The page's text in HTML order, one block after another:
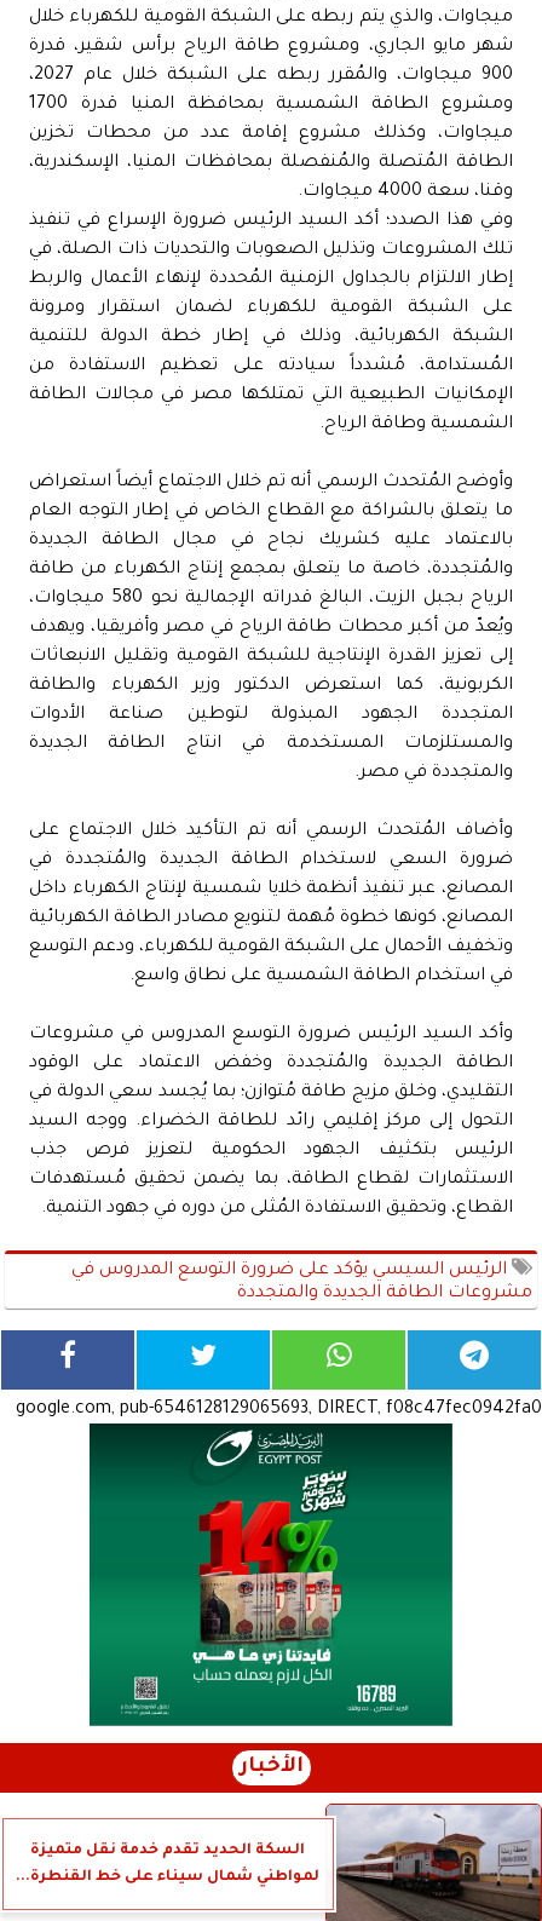
ميجاوات، والذي يتم ربطه على الشبكة القومية للكهرباء خلال
شهر مايو الجاري، ومشروع طاقة الرياح برأس شقير، قدرة
900 ميجاوات، والمُقرر ربطه على الشبكة خلال عام 2027،
ومشروع الطاقة الشمسية بمحافظة المنيا قدرة 1700
ميجاوات، وكذلك مشروع إقامة عدد من محطات تخزين
الطاقة المُتصلة والمُنفصلة بمحافظات المنيا، الإسكندرية،
وقنا، سعة 4000 ميجاوات.
وفي هذا الصدد؛ أكد السيد الرئيس ضرورة الإسراع في تنفيذ
تلك المشروعات وتذليل الصعوبات والتحديات ذات الصلة، في
إطار الالتزام بالجداول الزمنية المُحددة لإنهاء الأعمال والربط
على الشبكة القومية للكهرباء لضمان استقرار ومرونة
الشبكة الكهربائية، وذلك في إطار خطة الدولة للتنمية
المُستدامة، مُشدداً سيادته على تعظيم الاستفادة من
الإمكانيات الطبيعية التي تمتلكها مصر في مجالات الطاقة
الشمسية وطاقة الرياح.
وأوضح المُتحدث الرسمي أنه تم خلال الاجتماع أيضاً استعراض
ما يتعلق بالشراكة مع القطاع الخاص في إطار التوجه العام
بالاعتماد عليه كشريك نجاح في مجال الطاقة الجديدة
والمُتجددة، خاصة ما يتعلق بمجمع إنتاج الكهرباء من طاقة
الرياح بجبل الزيت، البالغ قدراته الإجمالية نحو 580 ميجاوات،
ويُعدّ من أكبر محطات طاقة الرياح في مصر وأفريقيا، ويهدف
إلى تعزيز القدرة الإنتاجية للشبكة القومية وتقليل الانبعاثات
الكربونية، كما استعرض الدكتور وزير الكهرباء والطاقة
المتجددة الجهود المبذولة لتوطين صناعة الأدوات
والمستلزمات المستخدمة في انتاج الطاقة الجديدة
والمتجددة في مصر.
وأضاف المُتحدث الرسمي أنه تم التأكيد خلال الاجتماع على
ضرورة السعي لاستخدام الطاقة الجديدة والمُتجددة في
المصانع، عبر تنفيذ أنظمة خلايا شمسية لإنتاج الكهرباء داخل
المصانع، كونها خطوة مُهمة لتنويع مصادر الطاقة الكهربائية
وتخفيف الأحمال على الشبكة القومية للكهرباء، ودعم التوسع
في استخدام الطاقة الشمسية على نطاق واسع.
وأكد السيد الرئيس ضرورة التوسع المدروس في مشروعات
الطاقة الجديدة والمُتجددة وخفض الاعتماد على الوقود
التقليدي، وخلق مزيج طاقة مُتوازن؛ بما يُجسد سعي الدولة في
التحول إلى مركز إقليمي رائد للطاقة الخضراء. ووجه السيد
الرئيس بتكثيف الجهود الحكومية لتعزيز فرص جذب
الاستثمارات لقطاع الطاقة، بما يضمن تحقيق مُستهدفات
القطاع، وتحقيق الاستفادة المُثلى من دوره في جهود التنمية.
الرئيس السيسي يؤكد على ضرورة التوسع المدروس في
مشروعات الطاقة الجديدة والمتجددة
google.com, pub-6546128129065693, DIRECT, f08c47fec0942fa0
الأخبار
السكة الحديد تقدم خدمة نقل متميزة
لمواطني شمال سيناء على خط القنطرة...